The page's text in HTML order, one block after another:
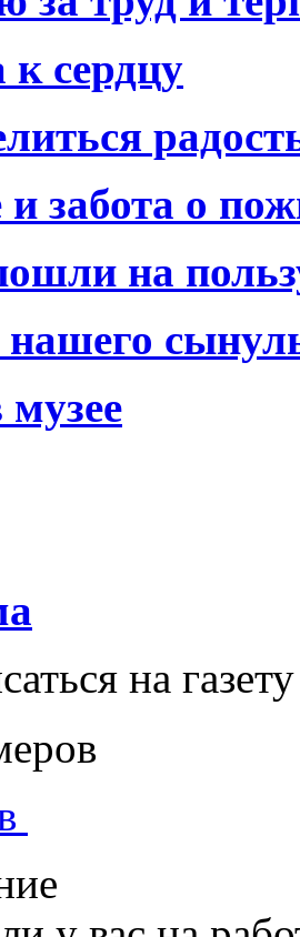
к сердцу
забота о
на
на газету